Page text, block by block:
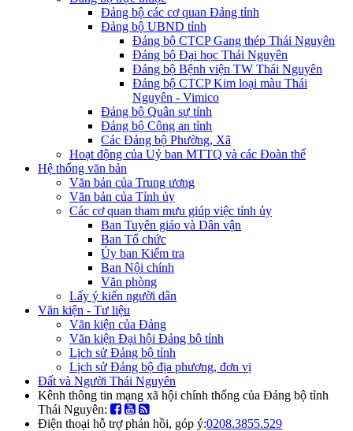
Đảng bộ các cơ quan Đảng tỉnh
Đảng bộ UBND tỉnh
Đảng bộ CTCP Gang thép Thái Nguyên
Đảng bộ Đại học Thái Nguyên
Đảng bộ Bệnh viện TW Thái Nguyên
Đảng bộ CTCP Kim loại màu Thái
Nguyên - Vimico
Đảng bộ Quân sự tỉnh
Đảng bộ Công an tỉnh
Các Đảng bộ Phường, Xã
Hoạt động của Uỷ ban MTTQ và các Đoàn thể
Hệ thống văn bản
Văn bản của Trung ương
Văn bản của Tỉnh ủy
Các cơ quan tham mưu giúp việc tỉnh ủy
Ban Tuyên giáo và Dân vận
Ban Tổ chức
Ủy ban Kiểm tra
Ban Nội chính
Văn phòng
Lấy ý kiến người dân
Văn kiện - Tư liệu
Văn kiện của Đảng
Văn kiện Đại hội Đảng bộ tỉnh
Lịch sử Đảng bộ tỉnh
Lịch sử Đảng bộ địa phương, đơn vị
Đất và Người Thái Nguyên
Kênh thông tin mạng xã hội chính thống của Đảng bộ tỉnh
Thái Nguyên:
Điện thoại hỗ trợ phản hồi, góp ý:0208.3855.529